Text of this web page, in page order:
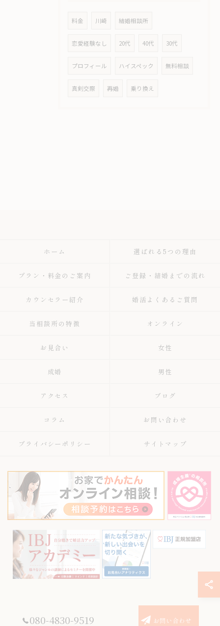
料金 川崎 結婚相談所
恋愛経験なし 20代 40代 30代
プロフィール ハイスペック 無料相談
真剣交際 再婚 乗り換え
080-4830-9519 お問い合わせ
ホーム 選ばれる5つの理由
プラン・料金のご案内 ご登録・結婚までの流れ
カウンセラー紹介 婚活よくあるご質問
当相談所の特徴 オンライン
お見合い 女性
成婚 男性
アクセス ブログ
コラム お問い合わせ
プライバシーポリシー サイトマップ
RIGHTS RESERVED.